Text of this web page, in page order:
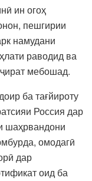
ин огоҳ
пешгирии
намудани
раводид ва
мебошад.
ба тағйироту
Россия дар
шаҳрвандони
омодагӣ
дар
оид ба